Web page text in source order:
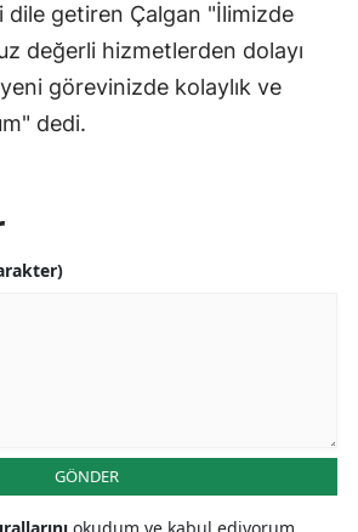
Kastamonu
Kayseri
Kahramanmaraş
dile getiren Çalgan "İlimizde
değerli hizmetlerden dolayı
görevinizde kolaylık ve
dedi.
GÖNDER